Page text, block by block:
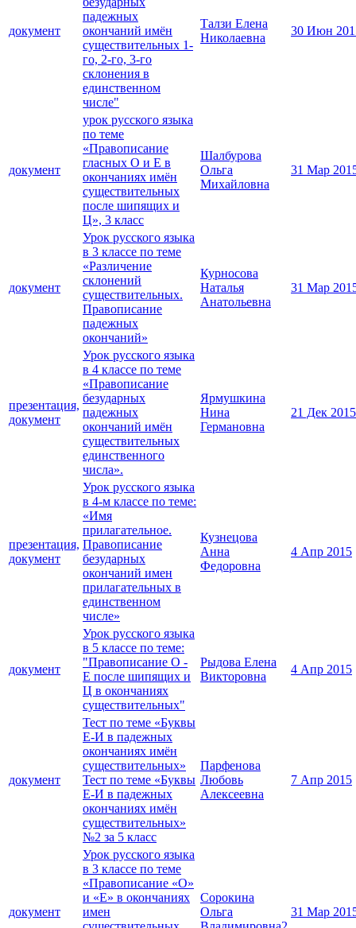
документ
падежных
окончаний имён
существительных 1-
го, 2-го, 3-го
склонения в
единственном
числе"
Талзи Елена
Николаевна
30 Июн
документ
урок русского языка
по теме
«Правописание
гласных О и Е в
окончаниях имён
существительных
после шипящих и
Ц», 3 класс
Шалбурова
Ольга
Михайловна
31 Мар
документ
Урок русского языка
в 3 классе по теме
«Различение
склонений
существительных.
Правописание
падежных
окончаний»
Курносова
Наталья
Анатольевна
31 Мар
презентация,
документ
Урок русского языка
в 4 классе по теме
«Правописание
безударных
падежных
окончаний имён
существительных
единственного
числа».
Ярмушкина
Нина
Германовна
21 Дек 2015
презентация,
документ
Урок русского языка
в 4-м классе по теме:
«Имя
прилагательное.
Правописание
безударных
окончаний имен
прилагательных в
единственном
числе»
Кузнецова
Анна
Федоровна
4 Апр 2015
документ
Урок русского языка
в 5 классе по теме:
"Правописание О -
Е после шипящих и
Ц в окончаниях
существительных"
Рыдова Елена
Викторовна
4 Апр 2015
документ
Тест по теме «Буквы
Е-И в падежных
окончаниях имён
существительных»
Тест по теме «Буквы
Е-И в падежных
окончаниях имён
существительных»
№2 за 5 класс
Парфенова
Любовь
Алексеевна
7 Апр 2015
документ
Урок русского языка
в 3 классе по теме
«Правописание «О»
и «Е» в окончаниях
имен
Сорокина
Ольга
31 Мар